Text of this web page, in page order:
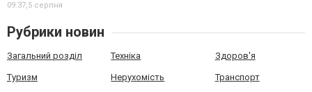
09:37,5 серпня
Рубрики новин
Загальний розділ Техніка Здоров'я
Туризм Нерухомість Транспорт